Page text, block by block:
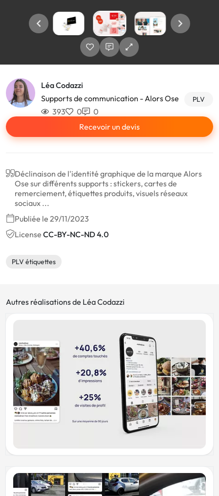
Léa Codazzi
Supports de communication - Alors Ose
PLV
393 0
0
Recevoir un devis
Déclinaison de l'identité graphique de la marque Alors
Ose sur différents supports : stickers, cartes de
remerciement, étiquettes produits, visuels réseaux
sociaux ...
Publiée le 29/11/2023
License CC-BY-NC-ND 4.0
PLV étiquettes
Autres réalisations de Léa Codazzi